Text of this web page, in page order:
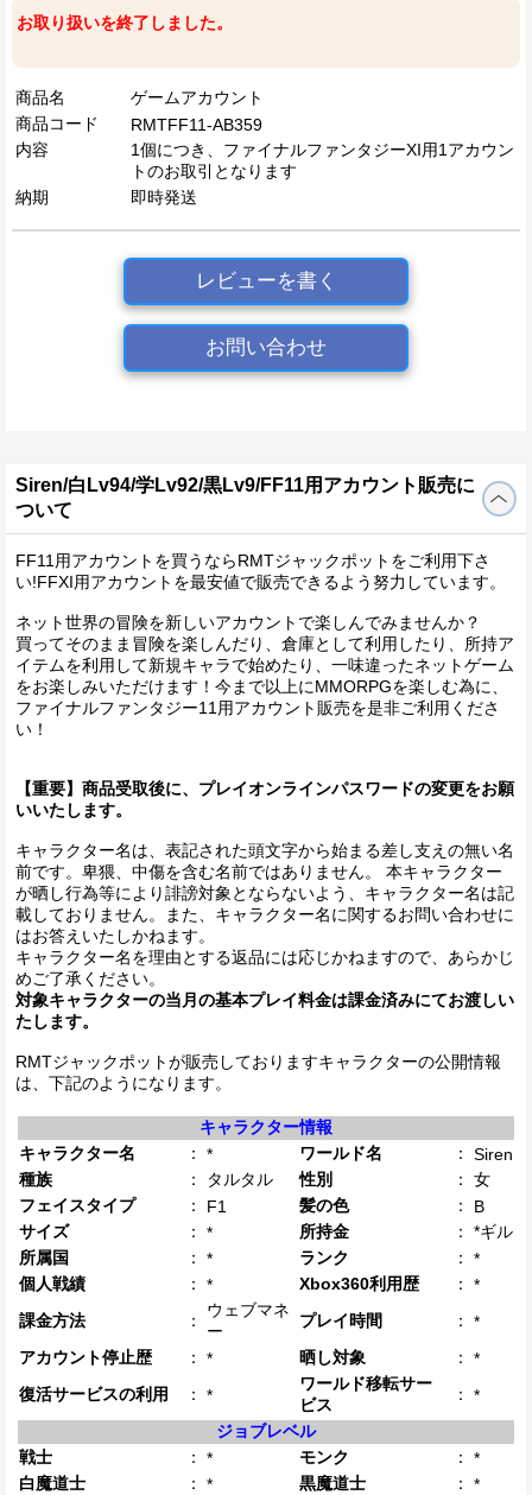
お取り扱いを終了しました。
商品名
ゲームアカウント
商品コード
RMTFF11-AB359
内容
1個につき、ファイナルファンタジーXI用1アカウン
トのお取引となります
納期
即時発送
レビューを書く
お問い合わせ
Siren/白Lv94/学Lv92/黒Lv9/FF11用アカウント販売に
ついて
FF11用アカウントを買うならRMTジャックポットをご利用下さ
い!FFXI用アカウントを最安値で販売できるよう努力しています。
ネット世界の冒険を新しいアカウントで楽しんでみませんか？
買ってそのまま冒険を楽しんだり、倉庫として利用したり、所持ア
イテムを利用して新規キャラで始めたり、一味違ったネットゲーム
をお楽しみいただけます！今まで以上にMMORPGを楽しむ為に、
ファイナルファンタジー11用アカウント販売を是非ご利用くださ
い！
【重要】商品受取後に、プレイオンラインパスワードの変更をお願
いいたします。
キャラクター名は、表記された頭文字から始まる差し支えの無い名
前です。卑猥、中傷を含む名前ではありません。 本キャラクター
が晒し行為等により誹謗対象とならないよう、キャラクター名は記
載しておりません。また、キャラクター名に関するお問い合わせに
はお答えいたしかねます。
キャラクター名を理由とする返品には応じかねますので、あらかじ
めご了承ください。
対象キャラクターの当月の基本プレイ料金は課金済みにてお渡しい
たします。
RMTジャックポットが販売しておりますキャラクターの公開情報
は、下記のようになります。
キャラクター情報
キャラクター名
： * ワールド名 ：
Siren
種族
： タルタル 性別 ：
女
フェイスタイプ
： F1 髪の色 ：
B
サイズ
： * 所持金 ：
*ギル
所属国
： * ランク ：
*
個人戦績
： * Xbox360利用歴 ：
*
課金方法
：
ウェブマネ
ー
プレイ時間 ：
*
アカウント停止歴
： * 晒し対象 ：
*
復活サービスの利用
： *
ワールド移転サー
ビス
：
*
ジョブレベル
戦士
： * モンク ：
*
白魔道士
： * 黒魔道士 ：
*